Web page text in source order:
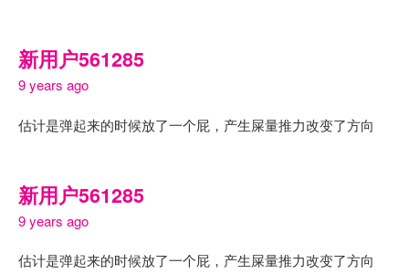
新用户561285
9 years ago
估计是弹起来的时候放了一个屁，产生屎量推力改变了方向
新用户561285
9 years ago
估计是弹起来的时候放了一个屁，产生屎量推力改变了方向